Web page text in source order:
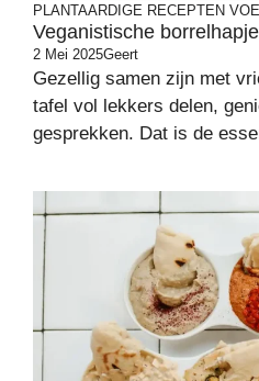
PLANTAARDIGE RECEPTEN
Veganistische
2 Mei 2025Geert
Gezellig samen zijn met
tafel vol lekkers delen,
gesprekken. Dat is de